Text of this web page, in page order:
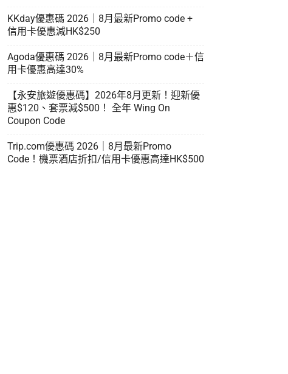
KKday優惠碼 2026｜8月最新Promo code +
信用卡優惠減HK$250
Agoda優惠碼 2026｜8月最新Promo code＋信
用卡優惠高達30%
【永安旅遊優惠碼】2026年8月更新！迎新優
惠$120、套票減$500！ 全年 Wing On
Coupon Code
Trip.com優惠碼 2026｜8月最新Promo
Code！機票酒店折扣/信用卡優惠高達HK$500